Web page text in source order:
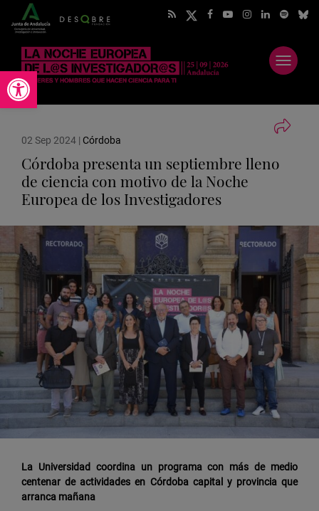
Abrir barra de herramientas
Abrir
menú
02 Sep 2024 | Córdoba
Córdoba presenta un septiembre lleno
de ciencia con motivo de la Noche
Europea de los Investigadores
La Universidad coordina un programa con más de medio
centenar de actividades en Córdoba capital y provincia que
arranca mañana